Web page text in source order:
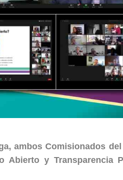
ambos Comisionados
Abierto y Transparencia